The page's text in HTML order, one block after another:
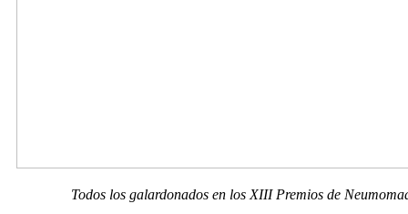
Todos los galardonados en los XIII Premios de